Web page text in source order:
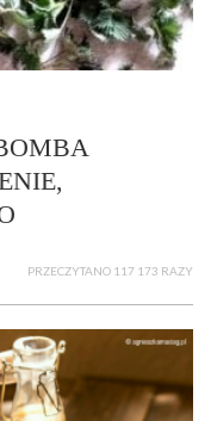
PRZECZYTANO 117 173 RAZY